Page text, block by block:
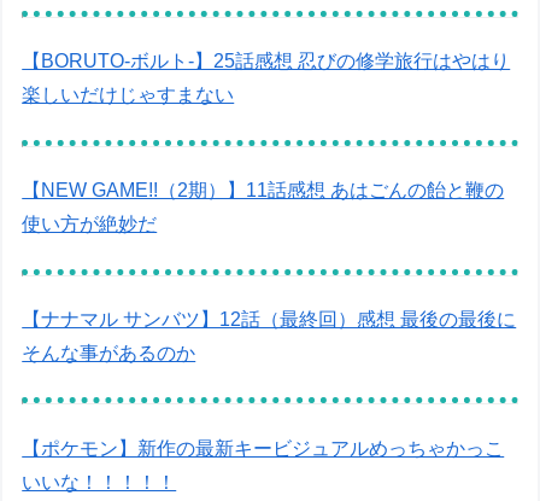
【BORUTO-ボルト-】25話感想 忍びの修学旅行はやはり
楽しいだけじゃすまない
【NEW GAME!!（2期）】11話感想 あはごんの飴と鞭の
使い方が絶妙だ
【ナナマル サンバツ】12話（最終回）感想 最後の最後に
そんな事があるのか
【ポケモン】新作の最新キービジュアルめっちゃかっこ
いいな！！！！！